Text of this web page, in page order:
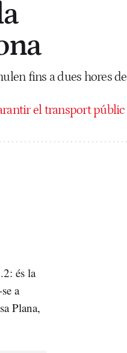
fins a dues hores de
el transport públic
és la
a
Plana,